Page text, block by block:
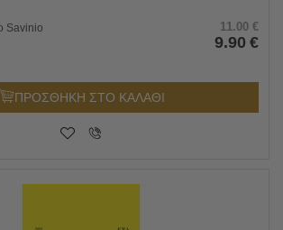
Savinio
11.00 €
9.90 €
ΠΡΟΣΘΗΚΗ ΣΤΟ ΚΑΛΑΘΙ